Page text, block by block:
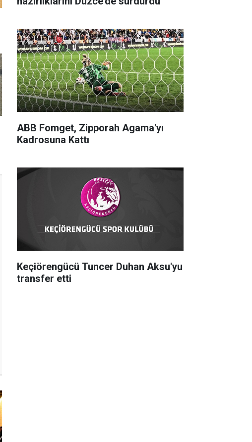
ABB Fomget, Zipporah Agama'yı
Kadrosuna Kattı
Keçiörengücü Tuncer Duhan Aksu'yu
transfer etti